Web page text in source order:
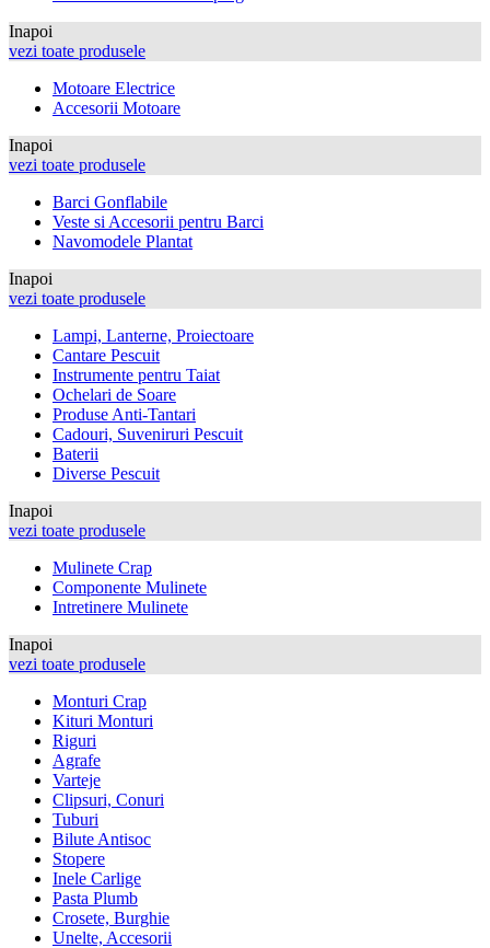
Inapoi
vezi toate produsele
Motoare Electrice
Accesorii Motoare
Inapoi
vezi toate produsele
Barci Gonflabile
Veste si Accesorii pentru Barci
Navomodele Plantat
Inapoi
vezi toate produsele
Lampi, Lanterne, Proiectoare
Cantare Pescuit
Instrumente pentru Taiat
Ochelari de Soare
Produse Anti-Tantari
Cadouri, Suveniruri Pescuit
Baterii
Diverse Pescuit
Inapoi
vezi toate produsele
Mulinete Crap
Componente Mulinete
Intretinere Mulinete
Inapoi
vezi toate produsele
Monturi Crap
Kituri Monturi
Riguri
Agrafe
Varteje
Clipsuri, Conuri
Tuburi
Bilute Antisoc
Stopere
Inele Carlige
Pasta Plumb
Crosete, Burghie
Unelte, Accesorii